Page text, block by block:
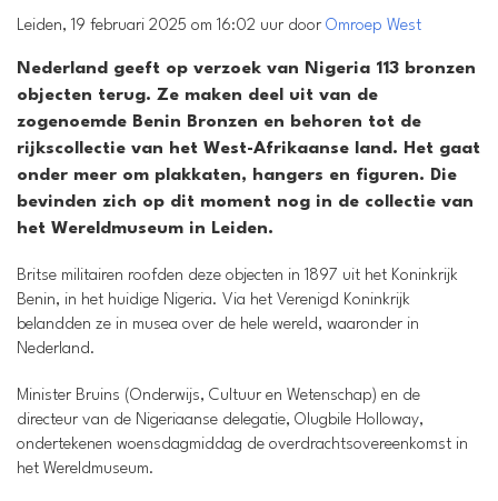
Leiden, 19 februari 2025 om 16:02 uur door Omroep West
Nederland geeft op verzoek van Nigeria 113 bronzen
objecten terug. Ze maken deel uit van de
zogenoemde Benin Bronzen en behoren tot de
rijkscollectie van het West-Afrikaanse land. Het gaat
onder meer om plakkaten, hangers en figuren. Die
bevinden zich op dit moment nog in de collectie van
het Wereldmuseum in Leiden.
Britse militairen roofden deze objecten in 1897 uit het Koninkrijk
Benin, in het huidige Nigeria. Via het Verenigd Koninkrijk
belandden ze in musea over de hele wereld, waaronder in
Nederland.
Minister Bruins (Onderwijs, Cultuur en Wetenschap) en de
directeur van de Nigeriaanse delegatie, Olugbile Holloway,
ondertekenen woensdagmiddag de overdrachtsovereenkomst in
het Wereldmuseum.